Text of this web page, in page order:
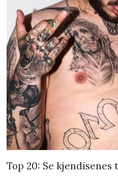
Top 20: Se